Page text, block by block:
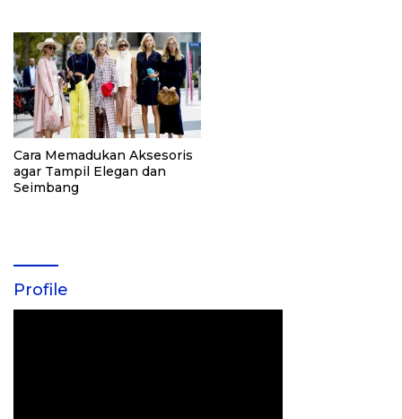
Cara Memadukan Aksesoris
agar Tampil Elegan dan
Seimbang
Profile